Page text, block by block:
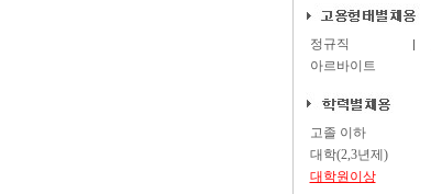
정규직
아르바이트
고졸 이하
대학(2,3년제)
대학원이상